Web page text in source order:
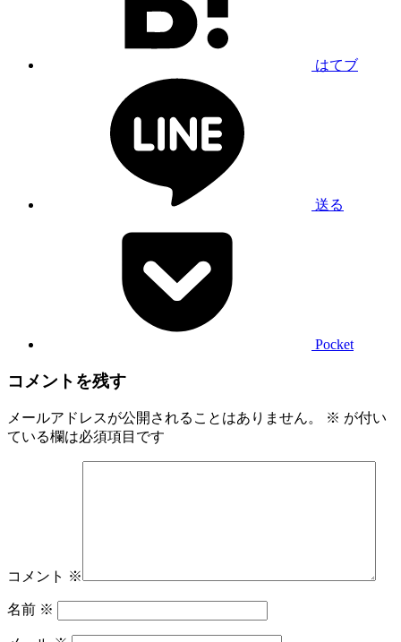
はてブ
送る
Pocket
コメントを残す
メールアドレスが公開されることはありません。 ※ が付い
ている欄は必須項目です
コメント ※
名前 ※